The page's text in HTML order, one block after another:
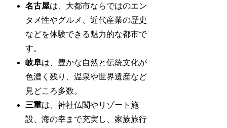
名古屋は、大都市ならではのエン
タメ性やグルメ、近代産業の歴史
などを体験できる魅力的な都市で
す。
岐阜は、豊かな自然と伝統文化が
色濃く残り、温泉や世界遺産など
見どころ多数。
三重は、神社仏閣やリゾート施
設、海の幸まで充実し、家族旅行